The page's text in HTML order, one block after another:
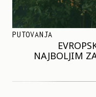
PUTOVANJA
NAJBOLJIM